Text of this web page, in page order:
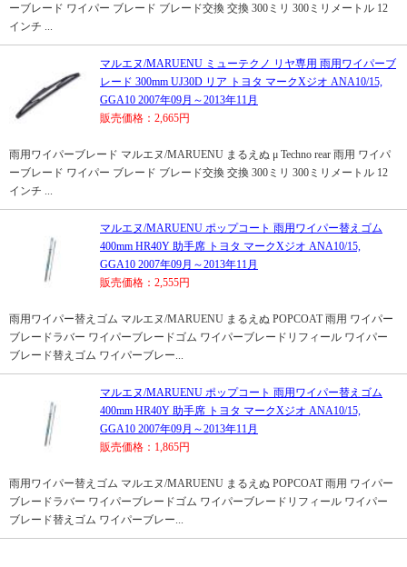
ーブレード ワイパー ブレード ブレード交換 交換 300ミリ 300ミリメートル 12
インチ ...
マルエヌ/MARUENU ミューテクノ リヤ専用 雨用ワイパーブ
レード 300mm UJ30D リア トヨタ マークXジオ ANA10/15,
GGA10 2007年09月～2013年11月
販売価格：2,665円
雨用ワイパーブレード マルエヌ/MARUENU まるえぬ μ Techno rear 雨用 ワイパ
ーブレード ワイパー ブレード ブレード交換 交換 300ミリ 300ミリメートル 12
インチ ...
マルエヌ/MARUENU ポップコート 雨用ワイパー替えゴム
400mm HR40Y 助手席 トヨタ マークXジオ ANA10/15,
GGA10 2007年09月～2013年11月
販売価格：2,555円
雨用ワイパー替えゴム マルエヌ/MARUENU まるえぬ POPCOAT 雨用 ワイパー
ブレードラバー ワイパーブレードゴム ワイパーブレードリフィール ワイパー
ブレード替えゴム ワイパーブレー...
マルエヌ/MARUENU ポップコート 雨用ワイパー替えゴム
400mm HR40Y 助手席 トヨタ マークXジオ ANA10/15,
GGA10 2007年09月～2013年11月
販売価格：1,865円
雨用ワイパー替えゴム マルエヌ/MARUENU まるえぬ POPCOAT 雨用 ワイパー
ブレードラバー ワイパーブレードゴム ワイパーブレードリフィール ワイパー
ブレード替えゴム ワイパーブレー...